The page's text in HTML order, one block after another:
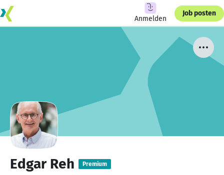
Anmelden
Job posten
Edgar Reh Premium